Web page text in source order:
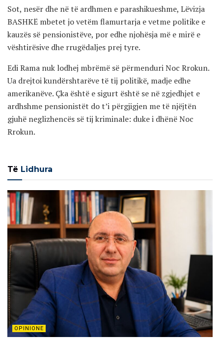
Sot, nesër dhe në të ardhmen e parashikueshme, Lëvizja
BASHKË mbetet jo vetëm flamurtarja e vetme politike e
kauzës së pensionistëve, por edhe njohësja më e mirë e
vështirësive dhe rrugëdaljes prej tyre.
Edi Rama nuk lodhej mbrëmë së përmenduri Noc Rrokun.
Ua drejtoi kundërshtarëve të tij politikë, madje edhe
amerikanëve. Çka është e sigurt është se në zgjedhjet e
ardhshme pensionistët do t’i përgjigjen me të njëjtën
gjuhë neglizhencës së tij kriminale: duke i dhënë Noc
Rrokun.
Të Lidhura
OPINIONE